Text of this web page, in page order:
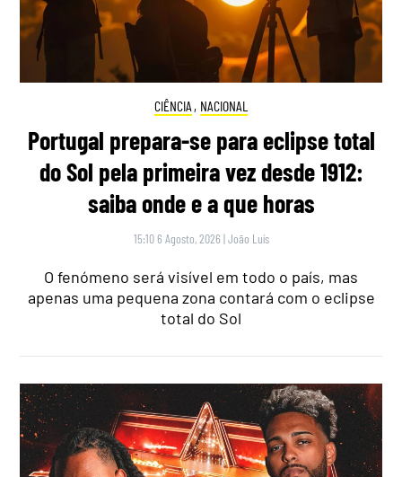
CIÊNCIA , NACIONAL
Portugal prepara-se para eclipse total
do Sol pela primeira vez desde 1912:
saiba onde e a que horas
15:10 6 Agosto, 2026 |João Luís
O fenómeno será visível em todo o país, mas
apenas uma pequena zona contará com o eclipse
total do Sol